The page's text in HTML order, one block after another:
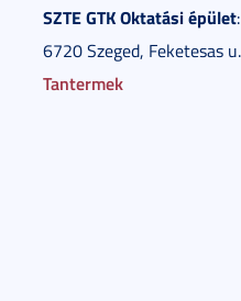
SZTE GTK Oktatási épület:
6720 Szeged, Feketesas
Tantermek